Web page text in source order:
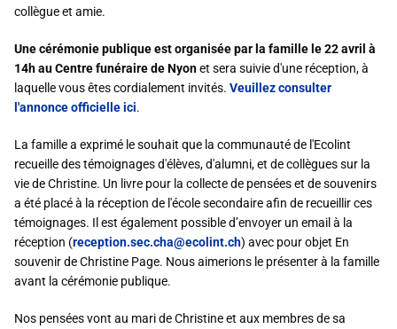
collègue et amie.
Une cérémonie publique est organisée par la famille le 22 avril à
14h au Centre funéraire de Nyonet sera suivie d'une réception, à
laquelle vous êtes cordialement invités. Veuillez consulter
l'annonce officielle ici.
La famille a exprimé le souhait que la communauté de l'Ecolint
recueille des témoignages d'élèves, d'alumni, et de collègues sur la
vie de Christine. Un livre pour la collecte de pensées et de souvenirs
a été placé à la réception de l'école secondaire afin de recueillir ces
témoignages. Il est également possible d’envoyer un email à la
réception (reception.sec.cha@ecolint.ch) avec pour objet En
souvenir de Christine Page. Nous aimerions le présenter à la famille
avant la cérémonie publique.
Nos pensées vont au mari de Christine et aux membres de sa